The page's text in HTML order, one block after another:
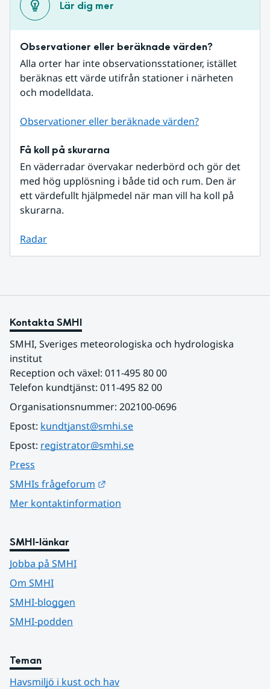
Lär dig mer
Observationer eller beräknade värden?
Alla orter har inte observationsstationer, istället
beräknas ett värde utifrån stationer i närheten
och modelldata.
Observationer eller beräknade värden?
Få koll på skurarna
En väderradar övervakar nederbörd och gör det
med hög upplösning i både tid och rum. Den är
ett värdefullt hjälpmedel när man vill ha koll på
skurarna.
Radar
Kontakta SMHI
SMHI, Sveriges meteorologiska och hydrologiska
institut
Reception och växel: 011-495 80 00
Telefon kundtjänst: 011-495 82 00
Organisationsnummer: 202100-0696
Epost: kundtjanst@smhi.se
Epost: registrator@smhi.se
Press
SMHIs frågeforum
Mer kontaktinformation
SMHI-länkar
Jobba på SMHI
Om SMHI
SMHI-bloggen
SMHI-podden
Teman
Havsmiljö i kust och hav